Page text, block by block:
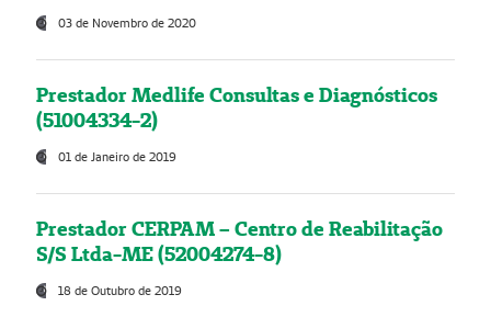
03 de Novembro de 2020
Prestador Medlife Consultas e Diagnósticos
(51004334-2)
01 de Janeiro de 2019
Prestador CERPAM – Centro de Reabilitação
S/S Ltda-ME (52004274-8)
18 de Outubro de 2019